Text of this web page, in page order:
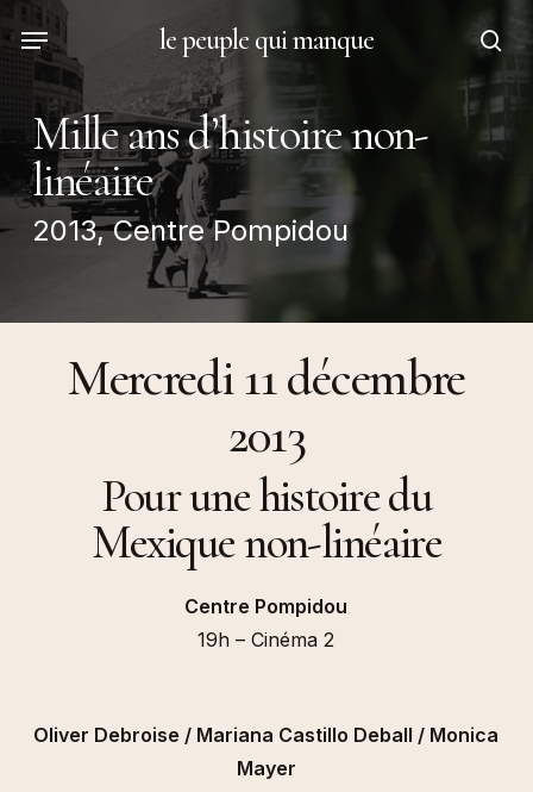
main
content
le peuple qui manque
Menu
Mille ans d’histoire non-
linéaire
2013, Centre Pompidou
Mercredi 11 décembre
2013
Pour une histoire du
Mexique non-linéaire
Centre Pompidou
19h – Cinéma 2
Oliver Debroise / Mariana Castillo Deball / Monica
Mayer